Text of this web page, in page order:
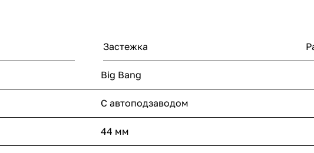
Застежка
Big Bang
С автоподзаводом
44 мм